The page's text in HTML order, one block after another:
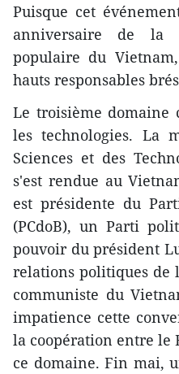
Puisque cet
anniversaire de la
populaire du
hauts responsables
Le troisième domaine
les technologies. La
Sciences et des
s'est rendue au
est présidente du
(PCdoB), un Parti
pouvoir du président
relations politiques de
communiste du
impatience cette
la coopération entre le
ce domaine. Fin mai,